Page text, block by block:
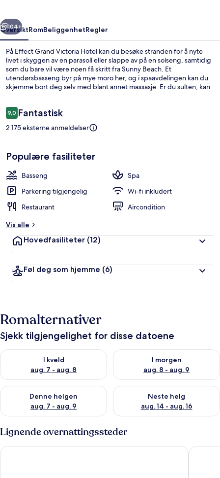
Neste
104+
OversiktRomBeliggenhetRegler
På Effect Grand Victoria Hotel kan du besøke stranden for å nyte
livet i skyggen av en parasoll eller slappe av på en solseng, samtidig
som du bare vil være noen få skritt fra Sunny Beach. Et
utendørsbasseng byr på mye moro her, og i spaavdelingen kan du
skjemme bort deg selv med blant annet massasje. Er du sulten, kan
en badstue.
Anmeldelser
9,09,0 av 10 –
Fantastisk
2 175 eksterne anmeldelser
Populære fasiliteter
Basseng
Spa
Parkering tilgjengelig
Wi-fi inkludert
Restaurant
Aircondition
Vis alle
Hovedfasiliteter (12)
Føl deg som hjemme (6)
Romalternativer
Sjekk tilgjengelighet for disse datoene
I kveld
aug. 7 - aug. 8
Sjekk tilgjengelighet for i kveld, aug. 7 - aug. 8
I morgen
aug. 8 - aug. 9
Sjekk tilgjengelighet for i
Denne helgen
aug. 7 - aug. 9
Sjekk tilgjengelighet for denne helgen, aug. 7 - aug. 9
Neste helg
aug. 14 - aug. 16
Sjekk tilgjengelighet for neste
Lignende overnattingssteder
Sandy bay hotel Hotel